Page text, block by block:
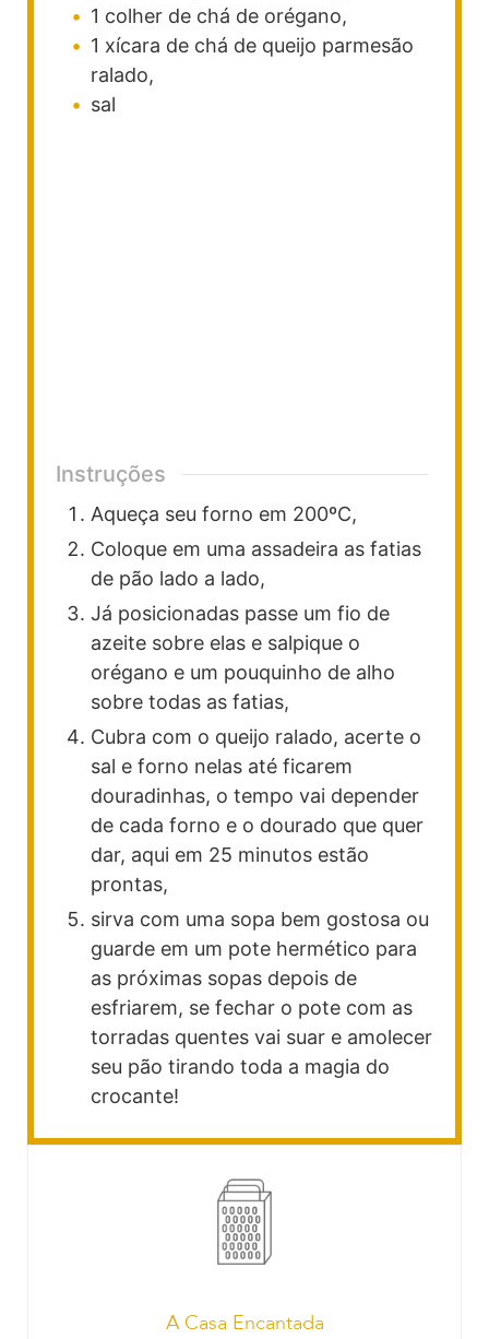
1 colher de chá de orégano,
1 xícara de chá de queijo parmesão
ralado,
sal
Instruções
Aqueça seu forno em 200ºC,
Coloque em uma assadeira as fatias
de pão lado a lado,
Já posicionadas passe um fio de
azeite sobre elas e salpique o
orégano e um pouquinho de alho
sobre todas as fatias,
Cubra com o queijo ralado, acerte o
sal e forno nelas até ficarem
douradinhas, o tempo vai depender
de cada forno e o dourado que quer
dar, aqui em 25 minutos estão
prontas,
sirva com uma sopa bem gostosa ou
guarde em um pote hermético para
as próximas sopas depois de
esfriarem, se fechar o pote com as
torradas quentes vai suar e amolecer
seu pão tirando toda a magia do
crocante!
A Casa Encantada